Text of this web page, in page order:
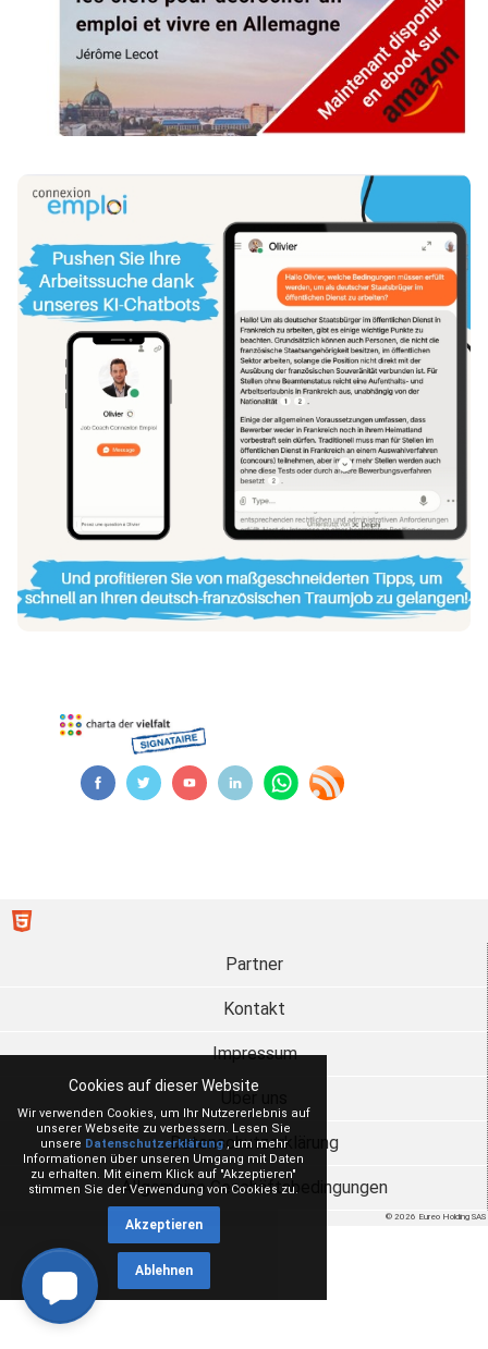
Cookies auf dieser Website
Wir verwenden Cookies, um Ihr Nutzererlebnis auf
unserer Webseite zu verbessern. Lesen Sie
unsere Datenschutzerklärung, um mehr
Informationen über unseren Umgang mit Daten
zu erhalten. Mit einem Klick auf "Akzeptieren"
stimmen Sie der Verwendung von Cookies zu.
Akzeptieren
Ablehnen
© 2026 Eureo Holding SAS
Partner
Kontakt
Impressum
Über uns
Datenschutzerklärung
Allgemeine Geschäftsbedingungen